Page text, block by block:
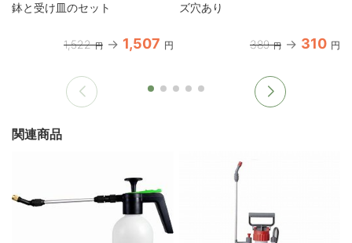
鉢と受け皿のセット
1,522 円 1,507 円
ズ穴あり
389 円 310 円
関連商品